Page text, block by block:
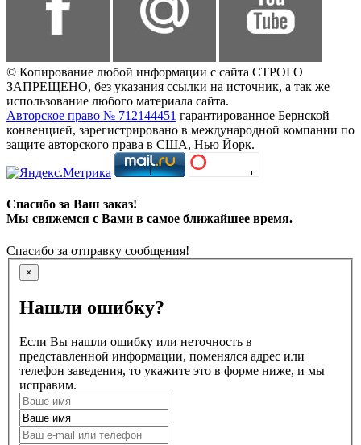
© Копирование любой информации с сайта СТРОГО
ЗАПРЕЩЕНО, без указания ссылки на источник, а так же
использование любого материала сайта.
Авторское право № 712144451 гарантированное Бернской
конвенцией, зарегистрировано в международной компании по
защите авторского права в США, Нью Йорк.
Спасибо за Ваш заказ!
Мы свяжемся с Вами в самое ближайшее время.
Спасибо за отправку сообщения!
×
Нашли ошибку?
Если Вы нашли ошибку или неточность в
представленной информации, поменялся адрес или
телефон заведения, то укажите это в форме ниже, и мы
исправим.